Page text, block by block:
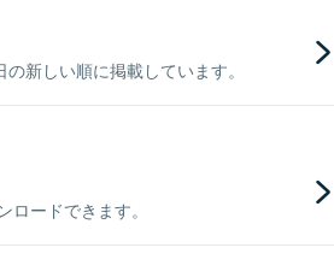
新しい順に掲載しています。
ードできます。